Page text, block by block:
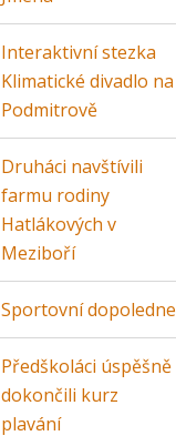
Interaktivní stezka
Klimatické divadlo na
Podmitrově
Druháci navštívili
farmu rodiny
Hatlákových v
Meziboří
Sportovní dopoledne
Předškoláci úspěšně
dokončili kurz
plavání